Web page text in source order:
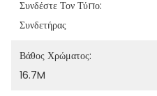
Συνδέστε Τον Τύπο:
Συνδετήρας
Βάθος Χρώματος:
16.7M